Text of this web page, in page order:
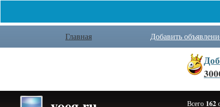
Главная Добавить
Всего 162